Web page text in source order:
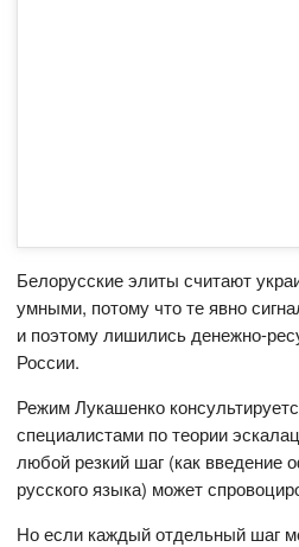
Белорусские элиты считают
умными, потому что те явно
и поэтому лишились денежно-
России.
Режим Лукашенко
специалистами по теории
любой резкий шаг (как введение
русского языка) может
Но если каждый отдельный шаг